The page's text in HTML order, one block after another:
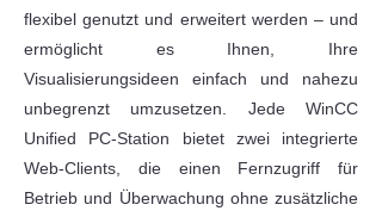
flexibel genutzt und erweitert werden – und
ermöglicht es Ihnen, Ihre
Visualisierungsideen einfach und nahezu
unbegrenzt umzusetzen. Jede WinCC
Unified PC-Station bietet zwei integrierte
Web-Clients, die einen Fernzugriff für
Betrieb und Überwachung ohne zusätzliche